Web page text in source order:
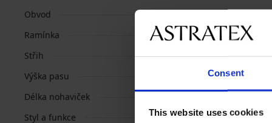
Consent
This website uses cookies
Obvod
Ramínka
Střih
Výška pasu
Délka nohaviček
Styl a funkce